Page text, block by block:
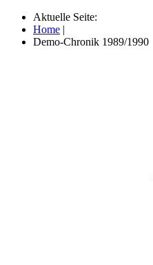
Aktuelle Seite:
Home |
Demo-Chronik 1989/1990